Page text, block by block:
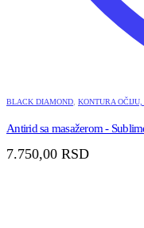
BLACK DIAMOND KONTURA
Antirid sa masažerom -
7.750,00 RSD